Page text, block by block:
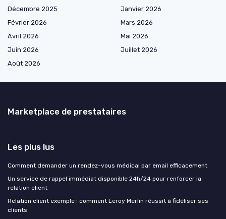
Décembre 2025
Janvier 2026
Février 2026
Mars 2026
Avril 2026
Mai 2026
Juin 2026
Juillet 2026
Août 2026
Marketplace de prestataires
Les plus lus
Comment demander un rendez-vous médical par email efficacement
Un service de rappel immédiat disponible 24h/24 pour renforcer la
relation client
Relation client exemple : comment Leroy Merlin réussit à fidéliser ses
clients